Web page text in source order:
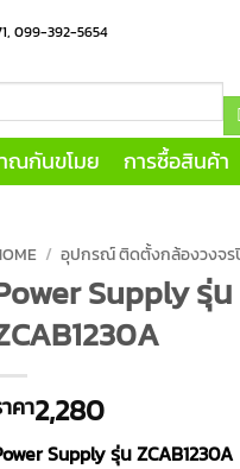
099-392-5654
กันขโมย การซื้อสินค้า
/ อุปกรณ์ ติดตั้งกล้องวงจร
Supply รุ่น
คา2,280
Supply รุ่น ZCAB1230A